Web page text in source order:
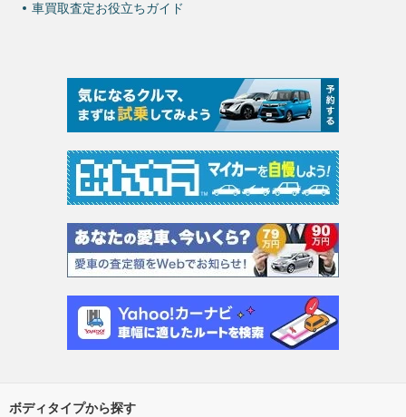
車買取査定お役立ちガイド
ボディタイプから探す